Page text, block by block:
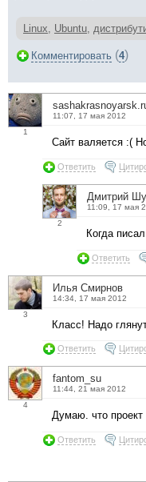
Linux, Ubuntu,
Комментировать (4)
1
11:07, 17 мая 2012
Сайт валяется :(
Ответить
2
Дмитрий
11:09, 17 мая
Когда
Ответить
3
Илья Смирнов
14:34, 17 мая 2012
Класс! Надо
Ответить
4
fantom_su
11:44, 21 мая 2012
Думаю. что
Ответить